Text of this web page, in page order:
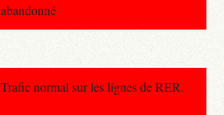
abandonné
Trafic normal sur les lignes de RER.